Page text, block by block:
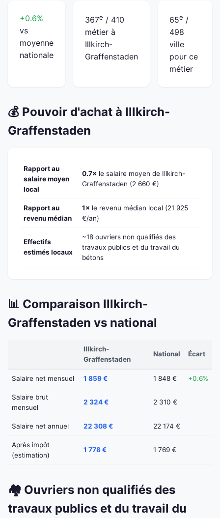
+0.6%
vs
moyenne
nationale
367e / 410
métier à
Illkirch-
Graffenstaden
65e /
498
ville
pour ce
métier
💰 Pouvoir d'achat à Illkirch-
Graffenstaden
Rapport au
salaire moyen
local
0.7× le salaire moyen de Illkirch-
Graffenstaden (2 660 €)
Rapport au
revenu médian
1× le revenu médian local (21 925
€/an)
Effectifs
estimés locaux
~18 ouvriers non qualifiés des
travaux publics et du travail du
bétons
📊 Comparaison Illkirch-
Graffenstaden vs national
Illkirch-
Graffenstaden
National Écart
Salaire net mensuel 1 859 € 1 848 € +0.6%
Salaire brut
mensuel
2 324 € 2 310 €
Salaire net annuel 22 308 € 22 174 €
Après impôt
(estimation)
1 778 € 1 769 €
🏘️ Ouvriers non qualifiés des
travaux publics et du travail du